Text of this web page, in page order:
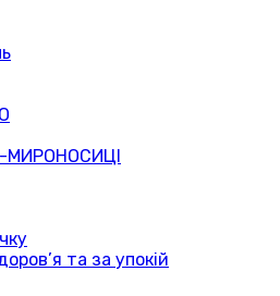
МИРОНОСИЦІ
та за упокій